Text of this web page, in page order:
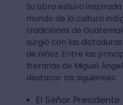
Su obra estuvo
mundo de la cultura
tradiciones de
surgió con las
de niñez. Entre las
literarias de Miguel
destacar las siguientes:
El Señor